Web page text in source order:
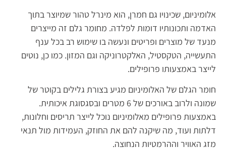
אלומיניום, שכינויו גם חמרן, הוא מינרל טהור שמיוצר בתוך
האדמה ותכונותיו דומות לפלדה. מחומר גלם זה מייצרים
מנעד של מוצרים ופריטים ונעשה בו שימוש רב בכל ענף
התעשייה, הטקסטיל, האלקטרוניקה וגם המזון. כמו כן, נוטים
לייצר באמצעותו פרופילים.
חומר הגלם של האלומיניום מגיע בצורת גלילים בקוטר של
שמונה ולרוב באורכים של 6 מטרים ובסגסוגת איכותית.
באמצעות פרופילים מאלומיניום נוכל לייצר תריסים וחלונות,
דלתות ועוד, מה שיקנה להם את החוזק, העמידות מול תנאי
מזג האוויר וההרמטיות הנחוצה.